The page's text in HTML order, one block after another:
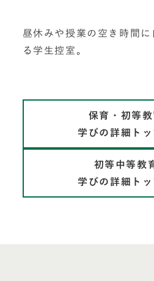
昼休みや授業の空き時間
る学生控室。
保育・初等
学びの詳細トッ
初等中等教
学びの詳細トッ